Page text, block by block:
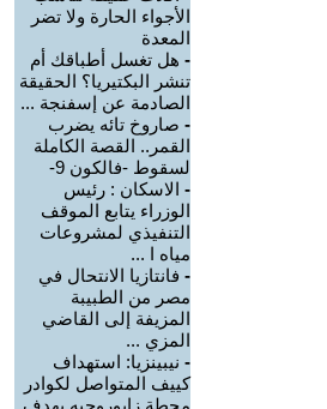
الأجواء الحارة ولا تضر
المعدة
- هل تغسل أطباقك أم
تنشر البكتيريا؟ الحقيقة
الصادمة عن إسفنجة ...
- صاروخ تائه يضرب
القمر.. القصة الكاملة
لسقوط -فالكون 9-
- الاسكان : رئيس
الوزراء يتابع الموقف
التنفيذي لمشروعات
مياه ا ...
- فانتازيا الانتحال في
مصر من الطبيبة
المزيفة إلى القاضي
المزي ...
- نيبينزيا: استهداف
كييف المتواصل لكوادر
محطة زابوروجيه يهدف